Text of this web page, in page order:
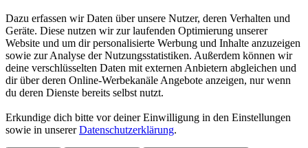
Dazu erfassen wir Daten über unsere Nutzer, deren Verhalten und
Geräte. Diese nutzen wir zur laufenden Optimierung unserer
Website und um dir personalisierte Werbung und Inhalte anzuzeigen
sowie zur Analyse der Nutzungsstatistiken. Außerdem können wir
deine verschlüsselten Daten mit externen Anbietern abgleichen und
dir über deren Online-Werbekanäle Angebote anzeigen, nur wenn
du deren Dienste bereits selbst nutzt.
Erkundige dich bitte vor deiner Einwilligung in den Einstellungen
sowie in unsererDatenschutzerklärung.